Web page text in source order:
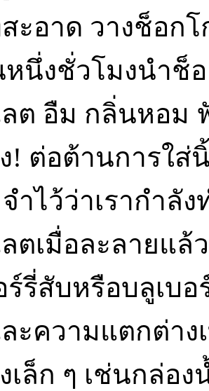
ะอาด วางช็อก
นึ่งชั่วโมงนำช็
ต อืม กลิ่นหอม
! ต่อต้านการใ
ำไว้ว่าเรากำลั
ตเมื่อละลายแ
ร์รี่สับหรือบลูเบ
ะความแตกต่า
เล็ก ๆ เช่นกล่อ